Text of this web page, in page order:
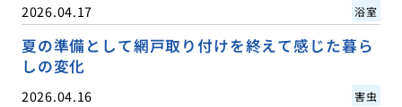
2026.04.17 浴室
夏の準備として網戸取り付けを終えて感じた暮ら
しの変化
2026.04.16 害虫